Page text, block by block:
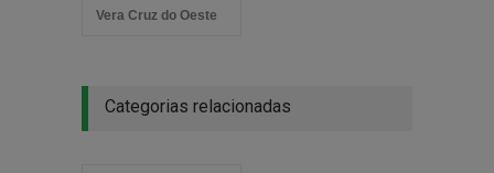
Vera Cruz do Oeste
Categorias relacionadas